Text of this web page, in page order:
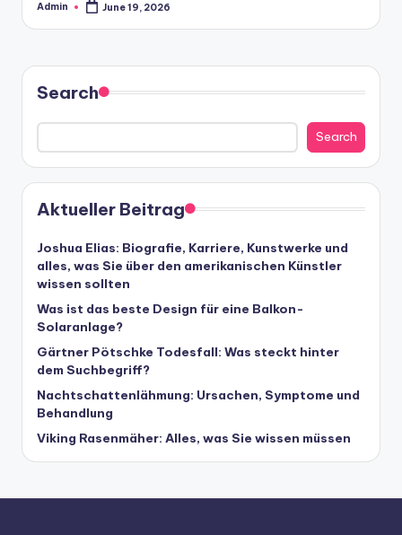
Posted
Admin June 19, 2026
Search
Search
Aktueller Beitrag
Joshua Elias: Biografie, Karriere, Kunstwerke und
alles, was Sie über den amerikanischen Künstler
wissen sollten
Was ist das beste Design für eine Balkon-
Solaranlage?
Gärtner Pötschke Todesfall: Was steckt hinter
dem Suchbegriff?
Nachtschattenlähmung: Ursachen, Symptome und
Behandlung
Viking Rasenmäher: Alles, was Sie wissen müssen